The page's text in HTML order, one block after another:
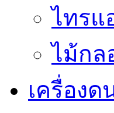
ไทรแ
ไม้กล
เครื่อง